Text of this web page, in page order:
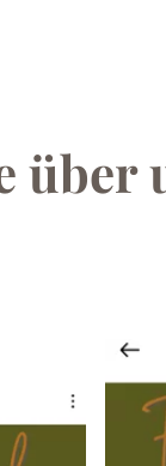
über